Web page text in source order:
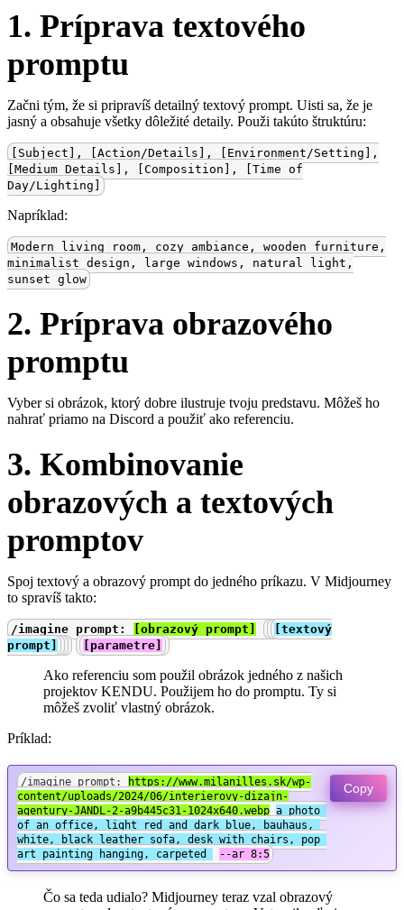
1. Príprava textového
promptu
Začni tým, že si pripravíš detailný textový prompt. Uisti sa, že je
jasný a obsahuje všetky dôležité detaily. Použi takúto štruktúru:
[Subject], [Action/Details], [Environment/Setting],
[Medium Details], [Composition], [Time of
Day/Lighting]
Napríklad:
Modern living room, cozy ambiance, wooden furniture,
minimalist design, large windows, natural light,
sunset glow
2. Príprava obrazového
promptu
Vyber si obrázok, ktorý dobre ilustruje tvoju predstavu. Môžeš ho
nahrať priamo na Discord a použiť ako referenciu.
3. Kombinovanie
obrazových a textových
promptov
Spoj textový a obrazový prompt do jedného príkazu. V Midjourney
to spravíš takto:
/imagine prompt: [obrazový prompt]
[textový
prompt]
[parametre]
Ako referenciu som použil obrázok jedného z našich
projektov KENDU. Použijem ho do promptu. Ty si
môžeš zvoliť vlastný obrázok.
Príklad:
/imagine prompt:
https://www.milanilles.sk/wp-
content/uploads/2024/06/interierovy-dizajn-
agentury-JANDL-2-a9b445c31-1024x640.webp a photo
of an office, light red and dark blue, bauhaus,
white, black leather sofa, desk with chairs, pop
art painting hanging, carpeted
--ar 8:5
Copy
Čo sa teda udialo? Midjourney teraz vzal obrazový